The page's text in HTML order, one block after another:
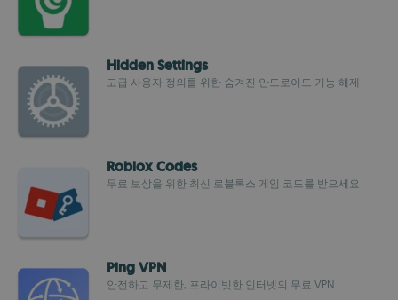
Hidden Settings
고급 사용자 정의를 위한 숨겨진 안드로이드 기능 해제
Roblox Codes
무료 보상을 위한 최신 로블록스 게임 코드를 받으세요
Ping VPN
안전하고 무제한, 프라이빗한 인터넷의 무료 VPN